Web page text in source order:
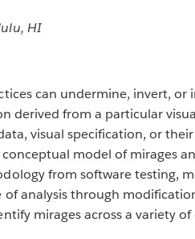
HI
can undermine, invert,
derived from a particular
visual specification, or
model of mirages
from software testing,
of analysis through
mirages across a variety